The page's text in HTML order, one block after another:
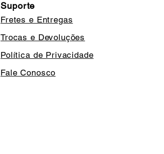
Suporte
Fretes e Entregas
Trocas e Devoluções
Política de Privacidade
Fale Conosco